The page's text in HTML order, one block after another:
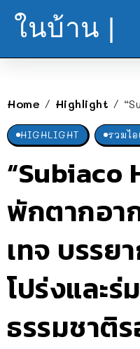
ในบ้าน |
Home / Highlight /
HIGHLIGHT รวมไ
“Subiaco
พักตากอา
เทจ บรรย
โปร่งและร่
ธรรมชาติ